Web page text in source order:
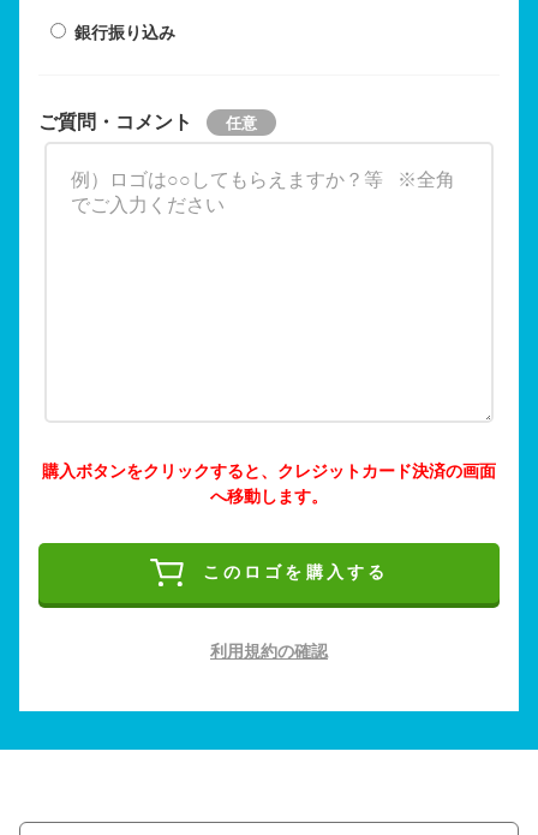
銀行振り込み
ご質問・コメント
購入ボタンをクリックすると、クレジットカード決済の画面
へ移動します。
このロゴを購入する
利用規約の確認